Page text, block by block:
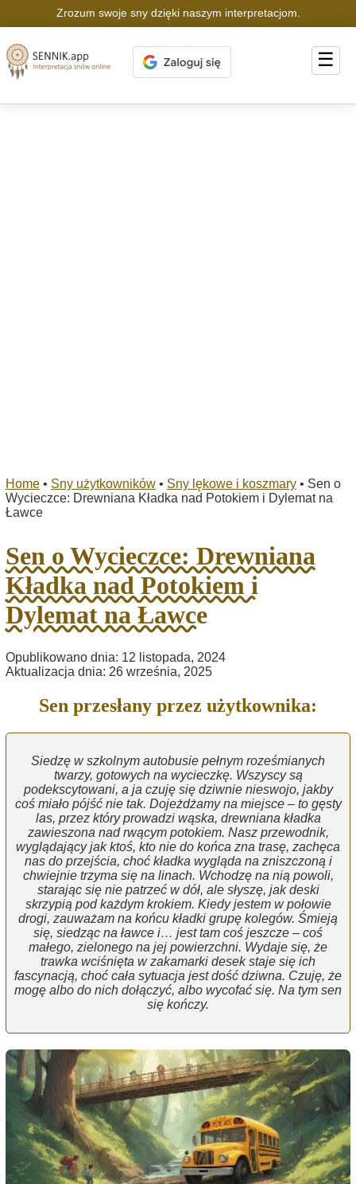
Zrozum swoje sny dzięki naszym interpretacjom.
☰
Home • Sny użytkowników • Sny lękowe i koszmary • Sen o
Wycieczce: Drewniana Kładka nad Potokiem i Dylemat na
Ławce
Sen o Wycieczce: Drewniana
Kładka nad Potokiem i
Dylemat na Ławce
Opublikowano dnia: 12 listopada, 2024
Aktualizacja dnia: 26 września, 2025
Sen przesłany przez użytkownika:
Siedzę w szkolnym autobusie pełnym roześmianych
twarzy, gotowych na wycieczkę. Wszyscy są
podekscytowani, a ja czuję się dziwnie nieswojo, jakby
coś miało pójść nie tak. Dojeżdżamy na miejsce – to gęsty
las, przez który prowadzi wąska, drewniana kładka
zawieszona nad rwącym potokiem. Nasz przewodnik,
wyglądający jak ktoś, kto nie do końca zna trasę, zachęca
nas do przejścia, choć kładka wygląda na zniszczoną i
chwiejnie trzyma się na linach. Wchodzę na nią powoli,
starając się nie patrzeć w dół, ale słyszę, jak deski
skrzypią pod każdym krokiem. Kiedy jestem w połowie
drogi, zauważam na końcu kładki grupę kolegów. Śmieją
się, siedząc na ławce i… jest tam coś jeszcze – coś
małego, zielonego na jej powierzchni. Wydaje się, że
trawka wciśnięta w zakamarki desek staje się ich
fascynacją, choć cała sytuacja jest dość dziwna. Czuję, że
mogę albo do nich dołączyć, albo wycofać się. Na tym sen
się kończy.